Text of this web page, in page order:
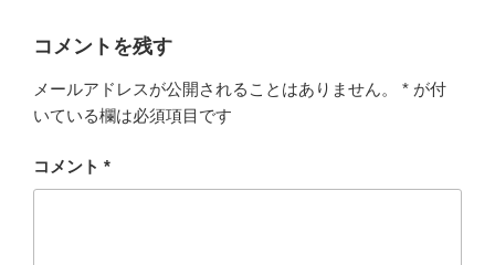
コメントを残す
メールアドレスが公開されることはありません。 * が付
いている欄は必須項目です
コメント *